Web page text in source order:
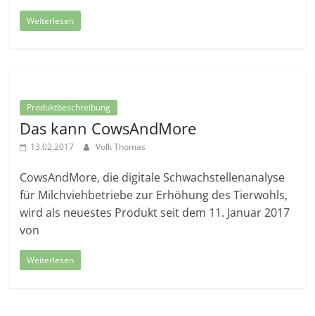
Weiterlesen
Produktbeschreibung
Das kann CowsAndMore
13.02.2017 Volk Thomas
CowsAndMore, die digitale Schwachstellenanalyse
für Milchviehbetriebe zur Erhöhung des Tierwohls,
wird als neuestes Produkt seit dem 11. Januar 2017
von
Weiterlesen